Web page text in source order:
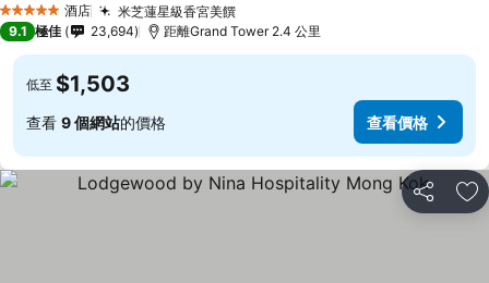
5 星級 酒店 米芝蓮星級香宮美饌
9.1 極佳 23,694 距離Grand Tower 2.4 公里
低至 $1,503
查看 9 個網站的價格 查看價格
分享 放